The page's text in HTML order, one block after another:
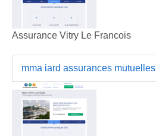
Assurance Vitry Le Francois
mma iard assurances mutuelles